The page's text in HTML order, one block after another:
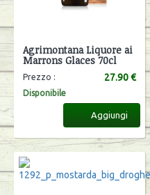
Agrimontana Liquore ai
Marrons Glaces 70cl
Prezzo : 27.90 €
Disponibile
Aggiungi